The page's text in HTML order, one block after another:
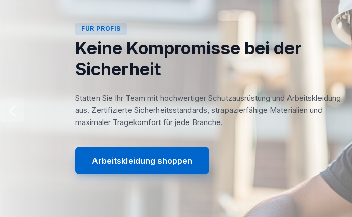
FÜR PROFIS
Keine Kompromisse bei der
Sicherheit
Statten Sie Ihr Team mit hochwertiger Schutzausrüstung und Arbeitskleidung
aus. Zertifizierte Sicherheitsstandards, strapazierfähige Materialien und
maximaler Tragekomfort für jede Branche.
Arbeitskleidung shoppen